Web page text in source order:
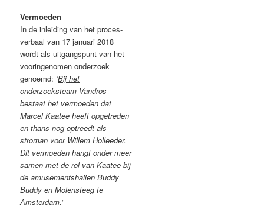
Vermoeden
In de inleiding van het proces-
verbaal van 17 januari 2018
wordt als uitgangspunt van het
vooringenomen onderzoek
genoemd: ‘Bij het
onderzoeksteam Vandros
bestaat het vermoeden dat
Marcel Kaatee heeft opgetreden
en thans nog optreedt als
stroman voor Willem Holleeder.
Dit vermoeden hangt onder meer
samen met de rol van Kaatee bij
de amusementshallen Buddy
Buddy en Molensteeg te
Amsterdam.’